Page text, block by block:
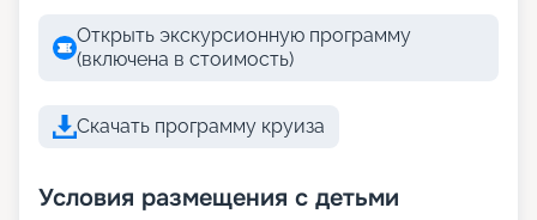
Открыть экскурсионную программу
(включена в стоимость)
Скачать программу круиза
Условия размещения с детьми